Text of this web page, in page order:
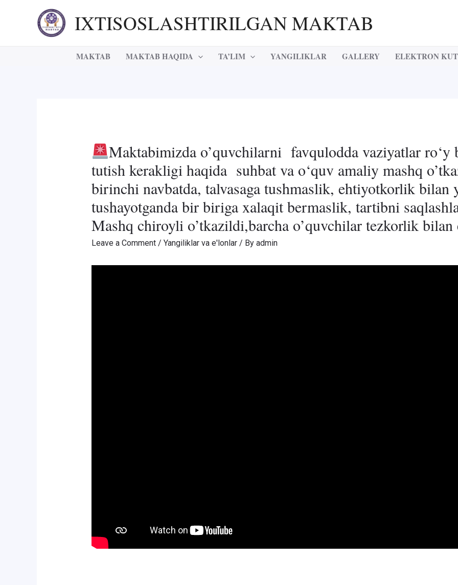
IXTISOSLASHTIRILGAN MAKTAB
MAKTAB MAKTAB HAQIDA TA’LIM YANGILIKLAR GALLERY ELEKTRON
Maktabimizda o’quvchilarni favqulodda vaziyatlar ro‘y
tutish kerakligi haqida suhbat va o‘quv amaliy mashq
birinchi navbatda, talvasaga tushmaslik, ehtiyotkorlik bilan
tushayotganda bir biriga xalaqit bermaslik, tartibni
Mashq chiroyli o’tkazildi,barcha o’quvchilar tezkorlik
Leave a Comment / Yangiliklar va e'lonlar/ By admin